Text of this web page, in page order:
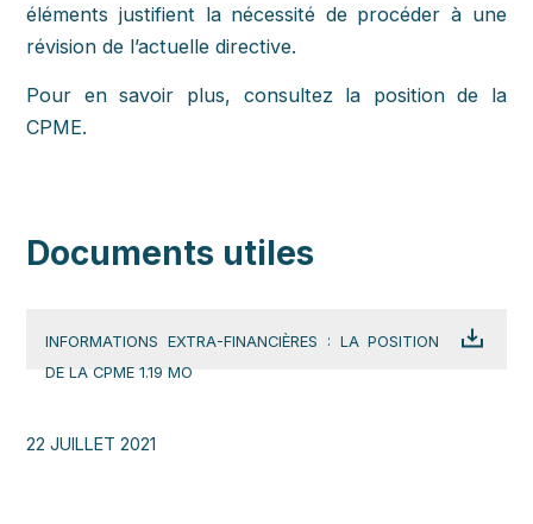
éléments justifient la nécessité de procéder à une
révision de l’actuelle directive.
Pour en savoir plus, consultez la position de la
CPME.
Documents utiles
INFORMATIONS EXTRA-FINANCIÈRES : LA POSITION
DE LA CPME 1.19 MO
22 JUILLET 2021